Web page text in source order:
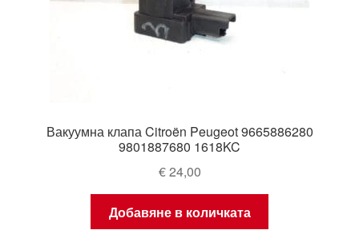
Вакуумна клапа Citroën Peugeot 9665886280
9801887680 1618KC
€24,00
Добавяне в количката